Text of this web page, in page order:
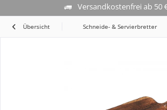
Versandkostenfrei ab 50
Übersicht Schneide- & Servierbretter